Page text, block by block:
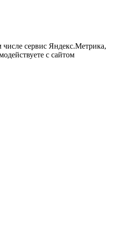
сервис Яндекс.Метрика,
с сайтом